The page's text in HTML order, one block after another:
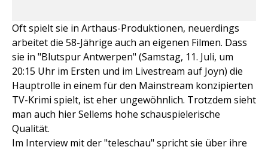
Oft spielt sie in Arthaus-Produktionen, neuerdings
arbeitet die 58-Jährige auch an eigenen Filmen. Dass
sie in "Blutspur Antwerpen" (Samstag, 11. Juli, um
20:15 Uhr im Ersten und im Livestream auf Joyn) die
Hauptrolle in einem für den Mainstream konzipierten
TV-Krimi spielt, ist eher ungewöhnlich. Trotzdem sieht
man auch hier Sellems hohe schauspielerische
Qualität.
Im Interview mit der "teleschau" spricht sie über ihre